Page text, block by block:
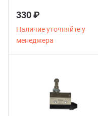
330 ₽
Наличие уточняйте у
менеджера